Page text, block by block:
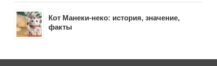
Кот Манеки-неко: история, значение,
факты